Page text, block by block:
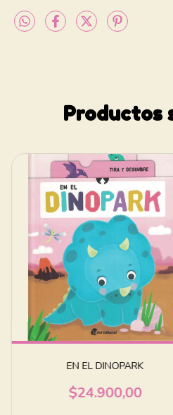
Productos
EN EL DINOPARK
$24.900,00